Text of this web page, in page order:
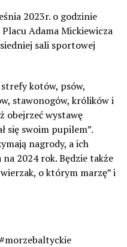
2023r. o godzinie
Adama Mickiewicza
sali sportowej
kotów, psów,
stawonogów, królików i
obejrzeć wystawę
się swoim pupilem”.
nagrody, a ich
2024 rok. Będzie także
o którym marzę” i